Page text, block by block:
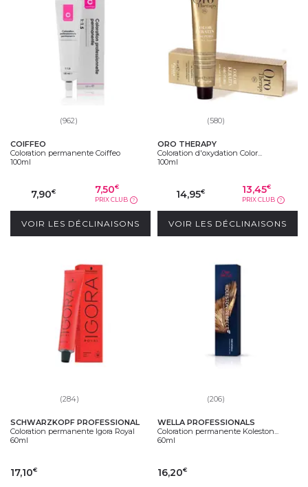
(962)
COIFFEO
Coloration permanente Coiffeo
100ml
7,90€ 7,50€
PRIX CLUB ?
VOIR LES DÉCLINAISONS
(580)
ORO THERAPY
Coloration d'oxydation Color...
100ml
14,95€ 13,45€
PRIX CLUB ?
VOIR LES DÉCLINAISONS
(284)
SCHWARZKOPF PROFESSIONAL
Coloration permanente Igora Royal
60ml
17,10€
(206)
WELLA PROFESSIONALS
Coloration permanente Koleston...
60ml
16,20€